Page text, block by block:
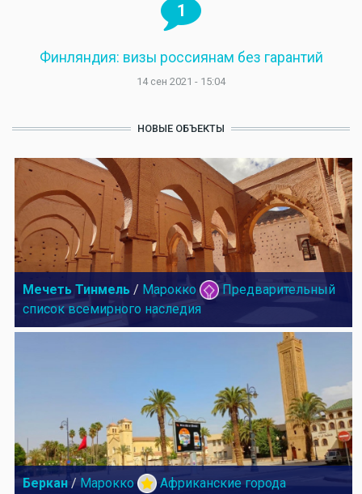
1
Финляндия: визы россиянам без гарантий
14 сен 2021 - 15:04
НОВЫЕ ОБЪЕКТЫ
Мечеть Тинмель / Марокко
Предварительный
список всемирного наследия
Беркан / Марокко Африканские города